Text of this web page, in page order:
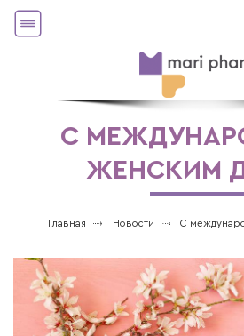
С
ЖЕНСКИМ
Главная Новости С